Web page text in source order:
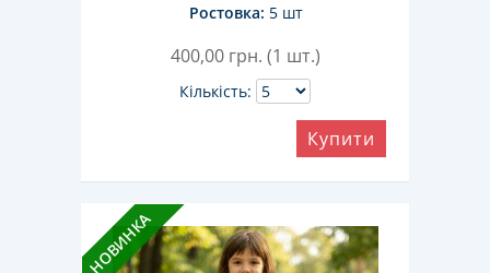
Ростовка: 5 шт
400,00 грн. (1 шт.)
Кількість:
Купити
НОВИНКА